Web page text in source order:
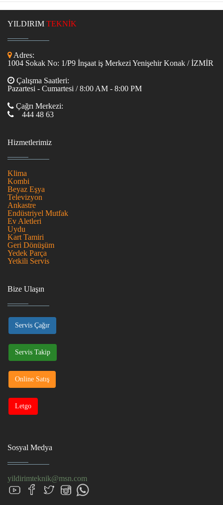
YILDIRIM TEKNİK
Adres:
1004 Sokak No: 1/P9 İnşaat iş Merkezi Yenişehir Konak / İZMİR
Çalışma Saatleri:
Pazartesi - Cumartesi / 8:00 AM - 8:00 PM
Çağrı Merkezi:
444 48 63
Hizmetlerimiz
Klima
Kombi
Beyaz Eşya
Televizyon
Ankastre
Endüstriyel Mutfak
Ev Aletleri
Uydu
Kart Tamiri
Geri Dönüşüm
Yedek Parça
Yetkili Servis
Bize Ulaşın
Servis Çağır
Servis Takip
Online Satış
Letgo
Sosyal Medya
yildirimteknik@msn.com